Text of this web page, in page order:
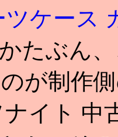
ツケース
たぶん
が制作
イト 中